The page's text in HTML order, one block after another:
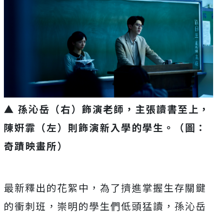
▲ 孫沁岳（右）飾演老師，主張讀書至上，
陳姸霏（左）則飾演新入學的學生。（圖：
奇蹟映畫所）
最新釋出的花絮中，為了擠進掌握生存關鍵
的衝刺班， 崇明的學生們低頭猛讀，孫沁岳